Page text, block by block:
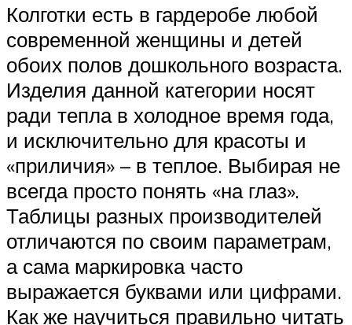
Колготки есть в гардеробе любой
современной женщины и детей
обоих полов дошкольного возраста.
Изделия данной категории носят
ради тепла в холодное время года,
и исключительно для красоты и
«приличия» – в теплое. Выбирая не
всегда просто понять «на глаз».
Таблицы разных производителей
отличаются по своим параметрам,
а сама маркировка часто
выражается буквами или цифрами.
Как же научиться правильно читать